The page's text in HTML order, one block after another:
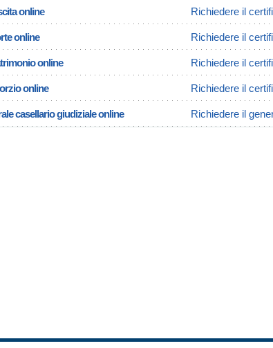
online Richiedere il
online Richiedere il
online Richiedere il
online Richiedere il
casellario giudiziale online Richiedere il